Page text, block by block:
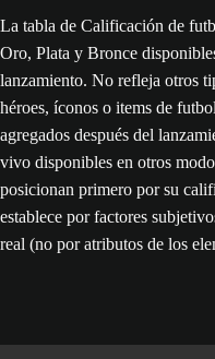
La tabla de Calificación de
Oro, Plata y Bronce
lanzamiento. No refleja otros
héroes, íconos o items de
agregados después del
vivo disponibles en otros
posicionan primero por su
establece por factores
real (no por atributos de los